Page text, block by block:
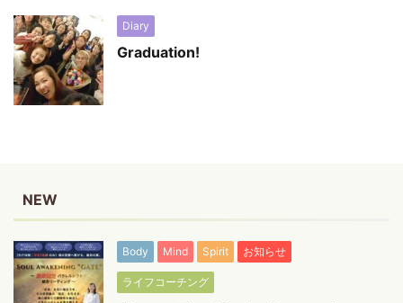
Diary
Graduation!
NEW
Body Mind Spirit お知らせ
ライフコーチング